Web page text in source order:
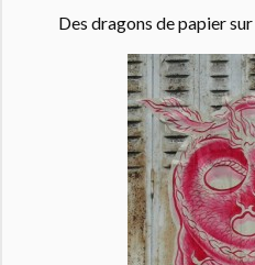
Des dragons de papier